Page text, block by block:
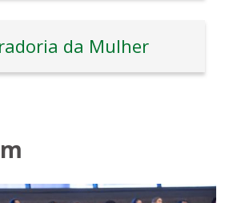
da Mulher